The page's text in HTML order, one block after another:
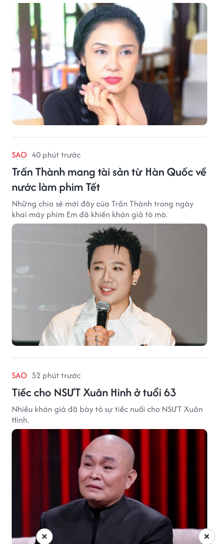
SAO 40 phút trước
Trấn Thành mang tài sản từ Hàn Quốc về
nước làm phim Tết
Những chia sẻ mới đây của Trấn Thành trong ngày
khai máy phim Em đã khiến khán giả tò mò.
SAO 52 phút trước
Tiếc cho NSƯT Xuân Hinh ở tuổi 63
Nhiều khán giả đã bày tỏ sự tiếc nuối cho NSƯT Xuân
Hinh.
×
×